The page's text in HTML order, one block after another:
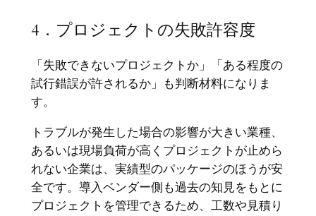
4．プロジェクトの失敗許容度
「失敗できないプロジェクトか」「ある程度の
試行錯誤が許されるか」も判断材料になりま
す。
トラブルが発生した場合の影響が大きい業種、
あるいは現場負荷が高くプロジェクトが止めら
れない企業は、実績型のパッケージのほうが安
全です。導入ベンダー側も過去の知見をもとに
プロジェクトを管理できるため、工数や見積り